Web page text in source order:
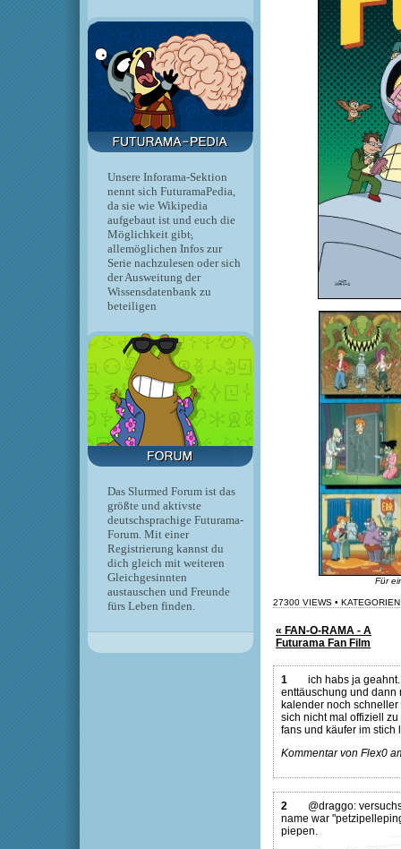
Unsere Inforama-Sektion
nennt sich FuturamaPedia,
da sie wie Wikipedia
aufgebaut ist und euch die
Möglichkeit gibt,
allemöglichen Infos zur
Serie nachzulesen oder sich
der Ausweitung der
Wissensdatenbank zu
beteiligen
Das Slurmed Forum ist das
größte und aktivste
deutschsprachige Futurama-
Forum. Mit einer
Registrierung kannst du
dich gleich mit weiteren
Gleichgesinnten
austauschen und Freunde
fürs Leben finden.
Für
27300 VIEWS •
« FAN-O-RAMA - A
Futurama Fan Film
1
ich habs ja
enttäuschung und dann
kalender noch
sich nicht mal offiziell
fans und käufer im stich
Kommentar von Flex0
2
@draggo:
name war
piepen.